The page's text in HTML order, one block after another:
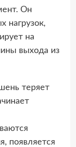
Он
нагрузок,
на
выхода из
теряет
появляется